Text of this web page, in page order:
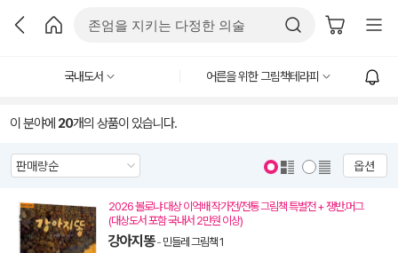
국내도서 어른을 위한 그림책테라피
이 분야에 20개의 상품이 있습니다.
옵션
2026 볼로냐 대상 이억배 작가전/전통 그림책 특별전 + 쟁반.머그
(대상도서 포함 국내서 2만원 이상)
강아지똥- 민들레 그림책 1